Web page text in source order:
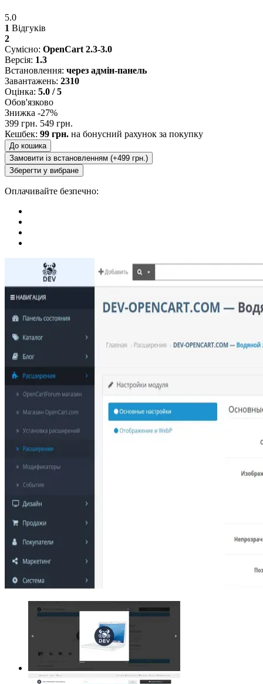
5.0
1 Відгуків
2
Сумісно: OpenCart 2.3-3.0
Версія: 1.3
Встановлення: через адмін-панель
Завантажень: 2310
Оцінка: 5.0 / 5
Обов'язково
Знижка -27%
399 грн. 549 грн.
Кешбек: 99 грн. на бонусний рахунок за покупку
До кошика
Замовити із встановленням (+499 грн.)
Зберегти у вибране
Оплачивайте безпечно: